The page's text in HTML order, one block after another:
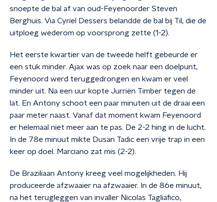
snoepte de bal af van oud-Feyenoorder Steven
Berghuis. Via Cyriel Dessers belandde de bal bij Til, die de
uitploeg wederom op voorsprong zette (1-2).
Het eerste kwartier van de tweede helft gebeurde er
een stuk minder. Ajax was op zoek naar een doelpunt,
Feyenoord werd teruggedrongen en kwam er veel
minder uit. Na een uur kopte Jurriën Timber tegen de
lat. En Antony schoot een paar minuten uit de draai een
paar meter naast. Vanaf dat moment kwam Feyenoord
er helemaal niet meer aan te pas. De 2-2 hing in de lucht.
In de 78e minuut mikte Dusan Tadic een vrije trap in een
keer op doel. Marciano zat mis (2-2).
De Braziliaan Antony kreeg veel mogelijkheden. Hij
produceerde afzwaaier na afzwaaier. In de 86e minuut,
na het terugleggen van invaller Nicolas Tagliafico,